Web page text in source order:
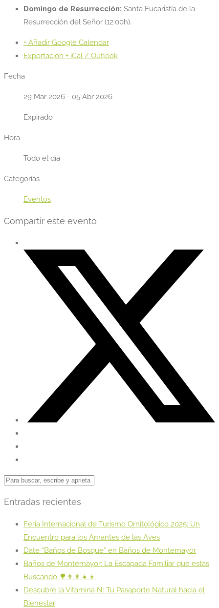
Domingo de Resurrección: Santa Eucaristía de la
Resurrección del Señor (12:00h).
+ Añadir Google Calendar
Exportación + iCal / Outlook
Fecha
29 Mar 2026 - 05 Abr 2026
Expirado
Hora
Todo el día
Categorías
Eventos
Compartir este evento
Entradas recientes
Feria Internacional de Turismo Ornitológico 2025: Un
Encuentro para los Amantes de las Aves
Date “Baños de Bosque” en Baños de Montemayor
Baños de Montemayor: La Escapada Familiar que estás
Buscando 🌳👨‍👩‍👧‍👦
Descubre la Vitamina N: Tu Pasaporte Natural hacia el
Bienestar